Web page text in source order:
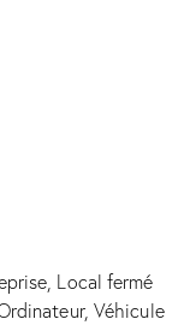
Local fermé
Véhicule